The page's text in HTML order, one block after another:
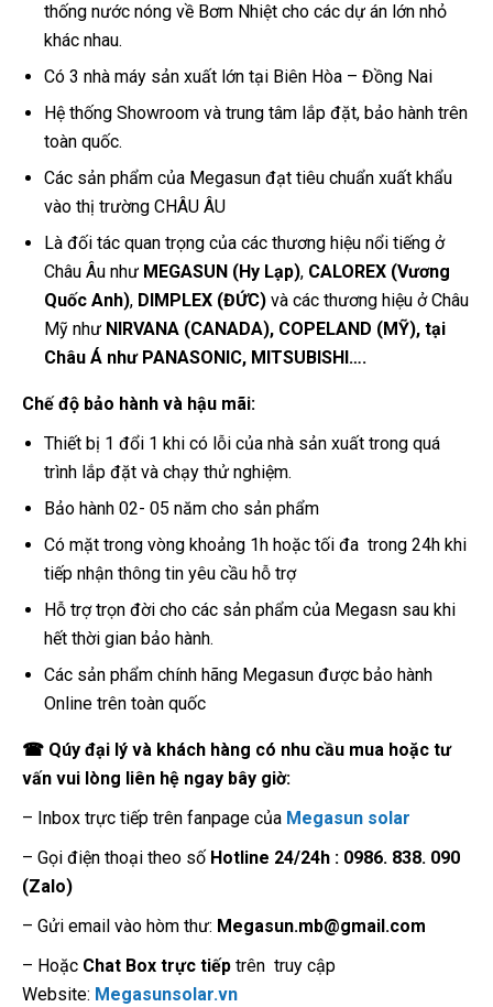
thống nước nóng về Bơm Nhiệt cho các dự án lớn nhỏ
khác nhau.
Có 3 nhà máy sản xuất lớn tại Biên Hòa – Đồng Nai
Hệ thống Showroom và trung tâm lắp đặt, bảo hành trên
toàn quốc.
Các sản phẩm của Megasun đạt tiêu chuẩn xuất khẩu
vào thị trường CHÂU ÂU
Là đối tác quan trọng của các thương hiệu nổi tiếng ở
Châu Âu như MEGASUN (Hy Lạp), CALOREX (Vương
Quốc Anh), DIMPLEX (ĐỨC) và các thương hiệu ở Châu
Mỹ như NIRVANA (CANADA), COPELAND (MỸ), tại
Châu Á nhưPANASONIC, MITSUBISHI….
Chế độ bảo hành và hậu mãi:
Thiết bị 1 đổi 1 khi có lỗi của nhà sản xuất trong quá
trình lắp đặt và chạy thử nghiệm.
Bảo hành 02- 05 năm cho sản phẩm
Có mặt trong vòng khoảng 1h hoặc tối đa trong 24h khi
tiếp nhận thông tin yêu cầu hỗ trợ
Hỗ trợ trọn đời cho các sản phẩm của Megasn sau khi
hết thời gian bảo hành.
Các sản phẩm chính hãng Megasun được bảo hành
Online trên toàn quốc
☎ Qúy đại lý và khách hàng có nhu cầu mua hoặc tư
vấn vui lòng liên hệ ngay bây giờ:
– Inbox trực tiếp trên fanpage của Megasun solar
– Gọi điện thoại theo số Hotline 24/24h : 0986. 838. 090
(Zalo)
– Gửi email vào hòm thư: Megasun.mb@gmail.com
– Hoặc Chat Box trực tiếp trên truy cập
Website: Megasunsolar.vn